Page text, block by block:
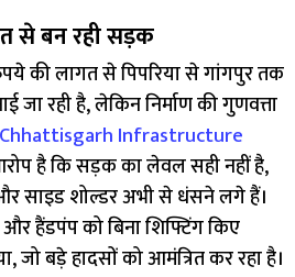
से बन रही सड़क
की लागत से पिपरिया से गांगपुर तक
जा रही है, लेकिन निर्माण की गुणवत्ता
Chhattisgarh Infrastructure
है कि सड़क का लेवल सही नहीं है,
साइड शोल्डर अभी से धंसने लगे हैं।
हैंडपंप को बिना शिफ्टिंग किए
जो बड़े हादसों को आमंत्रित कर रहा है।